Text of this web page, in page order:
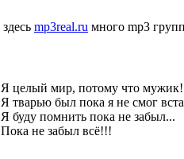
здесь mp3real.ru много mp3
Я целый мир, потому что мужик!
Я тварью был пока я не смог
Я буду помнить пока не забыл...
Пока не забыл всё!!!